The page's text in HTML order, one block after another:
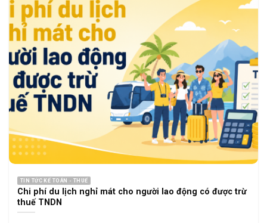
TIN TỨC KẾ TOÁN - THUẾ
Chi phí du lịch nghỉ mát cho người lao động có được trừ
thuế TNDN